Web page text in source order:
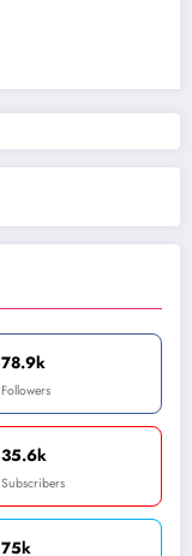
78.9k
Followers
35.6k
Subscribers
75k